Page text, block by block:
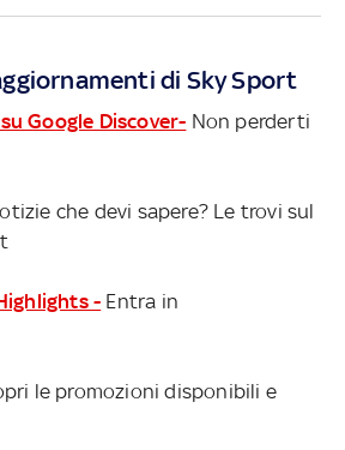
di Sky Sport
Google Discover- Non perderti
che devi sapere? Le trovi sul
- Entra in
le promozioni disponibili e